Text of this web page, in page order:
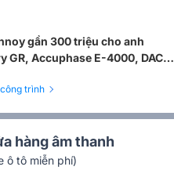
gần 300 triệu cho anh
GR, Accuphase E-4000, DAC
trình
hàng âm thanh
ô tô miễn phí)